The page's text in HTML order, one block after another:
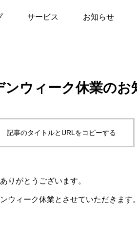
サービス お知らせ
デンウィーク休業のお知らせ
ウィーク休業のお
記事のタイトルとURLをコピーする
りがとうございます。
ウィーク休業とさせていただきます。